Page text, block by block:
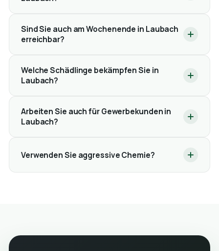
Sind Sie auch am Wochenende in Laubach
erreichbar?
Welche Schädlinge bekämpfen Sie in
Laubach?
Arbeiten Sie auch für Gewerbekunden in
Laubach?
Verwenden Sie aggressive Chemie?